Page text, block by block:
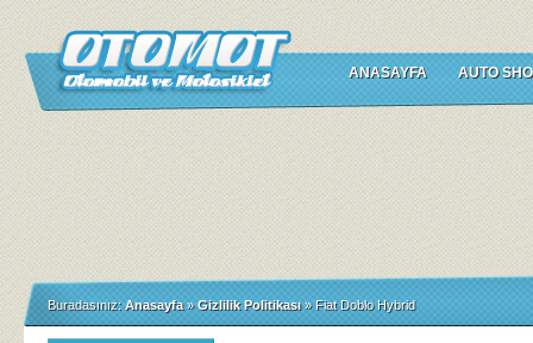
ANASAYFA AUTO
Buradasınız: Anasayfa » Gizlilik Politikası » Fiat Doblo Hybrid